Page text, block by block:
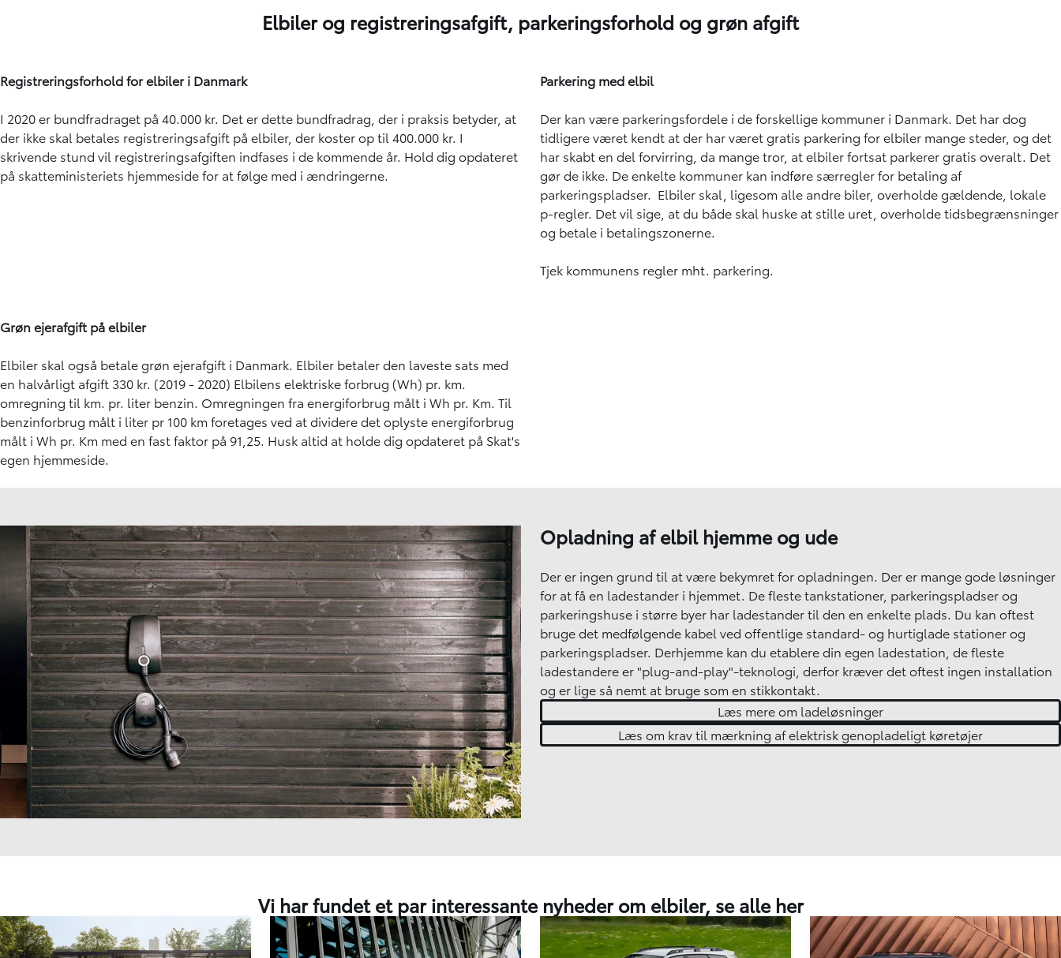
Elbiler og registreringsafgift, parkeringsforhold og grøn afgift
Registreringsforhold for elbiler i Danmark
I 2020 er bundfradraget på 40.000 kr. Det er dette bundfradrag, der i praksis betyder, at
der ikke skal betales registreringsafgift på elbiler, der koster op til 400.000 kr. I
skrivende stund vil registreringsafgiften indfases i de kommende år. Hold dig opdateret
på skatteministeriets hjemmeside for at følge med i ændringerne.
Parkering med elbil
Der kan være parkeringsfordele i de forskellige kommuner i Danmark. Det har dog
tidligere været kendt at der har været gratis parkering for elbiler mange steder, og det
har skabt en del forvirring, da mange tror, at elbiler fortsat parkerer gratis overalt. Det
gør de ikke. De enkelte kommuner kan indføre særregler for betaling af
parkeringspladser. Elbiler skal, ligesom alle andre biler, overholde gældende, lokale
p-regler. Det vil sige, at du både skal huske at stille uret, overholde tidsbegrænsninger
og betale i betalingszonerne.
Tjek kommunens regler mht. parkering.
Grøn ejerafgift på elbiler
Elbiler skal også betale grøn ejerafgift i Danmark. Elbiler betaler den laveste sats med
en halvårligt afgift 330 kr. (2019 - 2020) Elbilens elektriske forbrug (Wh) pr. km.
omregning til km. pr. liter benzin. Omregningen fra energiforbrug målt i Wh pr. Km. Til
benzinforbrug målt i liter pr 100 km foretages ved at dividere det oplyste energiforbrug
målt i Wh pr. Km med en fast faktor på 91,25. Husk altid at holde dig opdateret på Skat's
egen hjemmeside.
Opladning af elbil hjemme og ude
Der er ingen grund til at være bekymret for opladningen. Der er mange gode løsninger
for at få en ladestander i hjemmet. De fleste tankstationer, parkeringspladser og
parkeringshuse i større byer har ladestander til den en enkelte plads. Du kan oftest
bruge det medfølgende kabel ved offentlige standard- og hurtiglade stationer og
parkeringspladser. Derhjemme kan du etablere din egen ladestation, de fleste
ladestandere er "plug-and-play"-teknologi, derfor kræver det oftest ingen installation
og er lige så nemt at bruge som en stikkontakt.
Læs mere om ladeløsninger
Læs om krav til mærkning af elektrisk genopladeligt køretøjer
Vi har fundet et par interessante nyheder om elbiler, se alle her